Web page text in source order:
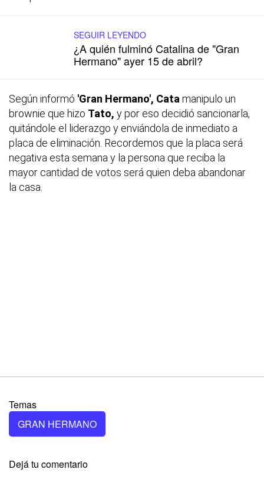
SEGUIR LEYENDO
¿A quién fulminó Catalina de "Gran
Hermano" ayer 15 de abril?
Según informó 'Gran Hermano', Cata manipulo un
brownie que hizo Tato, y por eso decidió sancionarla,
quitándole el liderazgo y enviándola de inmediato a
placa de eliminación. Recordemos que la placa será
negativa esta semana y la persona que reciba la
mayor cantidad de votos será quien deba abandonar
la casa.
Temas
GRAN HERMANO
Dejá tu comentario